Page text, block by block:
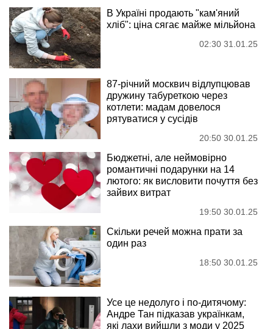
В Україні продають "кам'яний
хліб": ціна сягає майже мільйона
02:30 31.01.25
87-річний москвич відлупцював
дружину табуреткою через
котлети: мадам довелося
рятуватися у сусідів
20:50 30.01.25
Бюджетні, але неймовірно
романтичні подарунки на 14
лютого: як висловити почуття без
зайвих витрат
19:50 30.01.25
Скільки речей можна прати за
один раз
18:50 30.01.25
Усе це недолуго і по-дитячому:
Андре Тан підказав українкам,
які лахи вийшли з моди у 2025